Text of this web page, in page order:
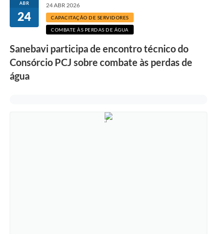
COMPRAS E LICITAÇÕES
ACESSOS EXTERNOS
CONTATOS
Legislação
ABR
24
24 ABR 2026
CAPACITAÇÃO DE SERVIDORES
COMBATE ÀS PERDAS DE ÁGUA
Sanebavi participa de encontro técnico do
Consórcio PCJ sobre combate às perdas de
água